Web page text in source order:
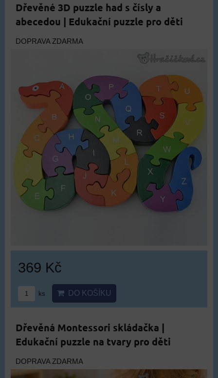
Dřevěné 3D puzzle had s čísly a
abecedou | Edukační puzzle pro děti
DOPRAVA ZDARMA
369 Kč
ks DO KOŠÍKU
Dřevěná Montessori skládačka |
Edukační puzzle na tvary pro děti
DOPRAVA ZDARMA